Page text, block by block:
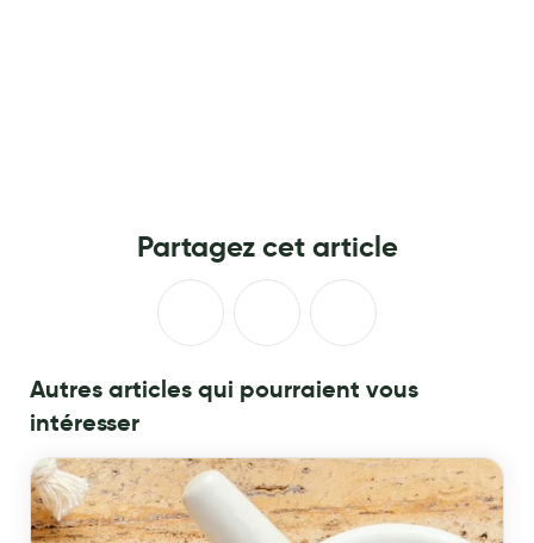
Partagez cet article
Autres articles qui pourraient vous
intéresser